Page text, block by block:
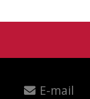
E-mail